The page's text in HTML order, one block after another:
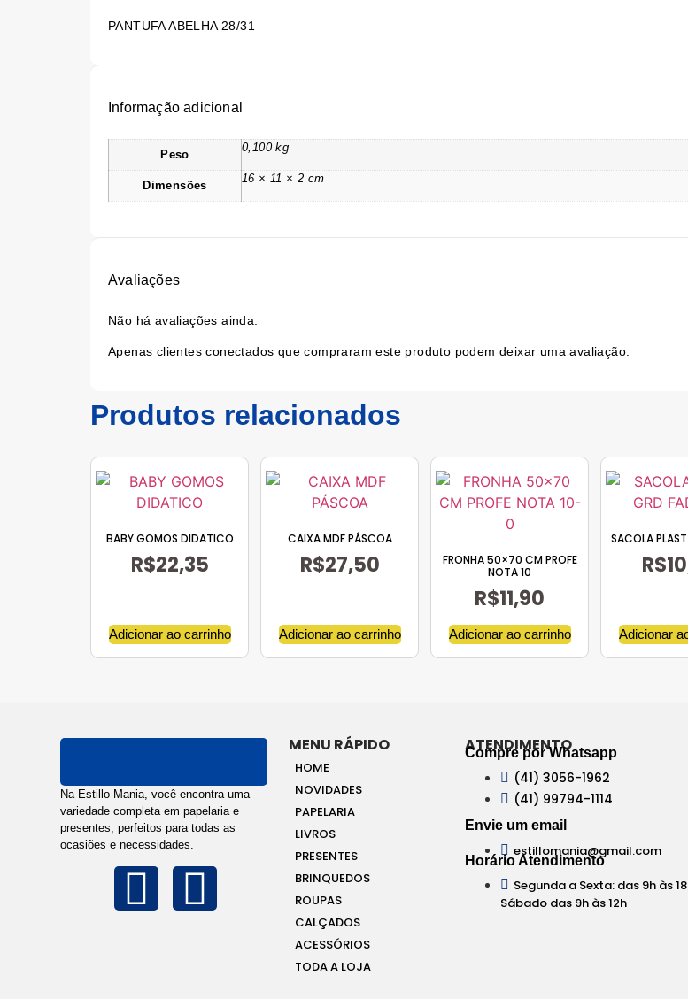
PANTUFA ABELHA 28/31
Informação adicional
Peso
0,100 kg
Dimensões
16 × 11 × 2 cm
Avaliações
Não há avaliações ainda.
Apenas clientes conectados que compraram este produto podem deixar uma avaliação.
Produtos relacionados
BABY GOMOS DIDATICO
R$22,35
Adicionar ao carrinho
CAIXA MDF PÁSCOA
R$27,50
Adicionar ao carrinho
FRONHA 50×70 CM PROFE
NOTA 10
R$11,90
Adicionar ao carrinho
SACOLA
R$
Adicionar
Na Estillo Mania, você encontra uma
variedade completa em papelaria e
presentes, perfeitos para todas as
ocasiões e necessidades.
MENU RÁPIDO
HOME
NOVIDADES
PAPELARIA
LIVROS
PRESENTES
BRINQUEDOS
ROUPAS
CALÇADOS
ACESSÓRIOS
TODA A LOJA
ATENDIMENTO
Compre por Whatsapp
(41) 3056-1962
(41) 99794-1114
Envie um email
estillomania@gmail.com
Horário Atendimento
Segunda a Sexta: das 9h às
Sábado das 9h às 12h